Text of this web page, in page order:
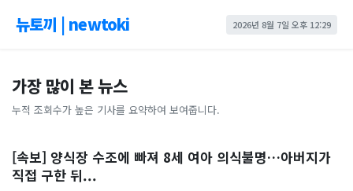
뉴토끼 | newtoki 2026년 8월 7일 오후 12:29
가장 많이 본 뉴스
누적 조회수가 높은 기사를 요약하여 보여줍니다.
[속보] 양식장 수조에 빠져 8세 여아 의식불명…아버지가
직접 구한 뒤...